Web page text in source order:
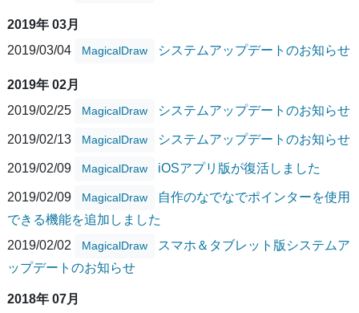
2019年 03月
2019/03/04
MagicalDraw システムアップデートのお知らせ
2019年 02月
2019/02/25
MagicalDraw システムアップデートのお知らせ
2019/02/13 MagicalDraw システムアップデートのお知らせ
2019/02/09 MagicalDraw iOSアプリ版が復活しました
2019/02/09 MagicalDraw
自作のなでなでポインターを使用
できる機能を追加しました
2019/02/02
MagicalDraw
スマホ＆タブレット版システムア
ップデートのお知らせ
2018年 07月